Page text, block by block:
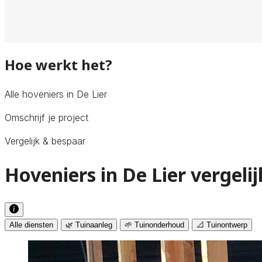
Hoe werkt het?
Alle hoveniers in De Lier
Omschrijf je project
Vergelijk & bespaar
Hoveniers in De Lier
Alle diensten 🌿 Tuinaanleg 🌱 Tuinonderhoud 📐 Tuinontwerp